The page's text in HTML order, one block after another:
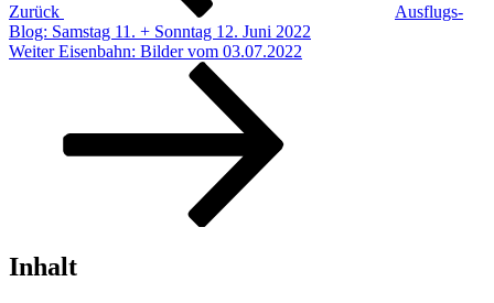
Zurück
Ausflugs-
Blog: Samstag 11. + Sonntag 12. Juni 2022
Nächster
Weiter Eisenbahn: Bilder vom 03.07.2022
Inhalt